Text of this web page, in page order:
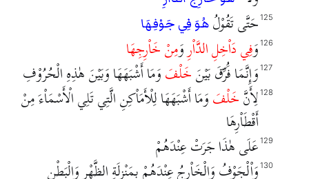
حَتَّى تَقُوْلُ هُوَ فِي جَوْفِهَا 125
وَفِي دَاْخِلِ الدَّاْرِوَمِنْ خَاْرِجِهَا 126
وَإِنَّمَا فَُرِّقَ بَيْنَخَلْفَوَمَا أَشْبَهَهَا وَبَيْنَ هٰذِهِ الْحُرُوْفِ 127
لِأَنَّخَلْفَوَمَا أَشْبَهَهَا لِلْأَمَاْكِنِ الَّتِي تَلِي الْأَسْمَاْءَ مِنْ
أَقْطَاْرِهَا
128
عَلَى هٰذَا جَرَتْ عِنْدَهُمْ 129
وَاْلْجَوْفُ وَالْخَاْرِجُ عِنْدَهُمْ بِمَنْزِلَةِ الظَّهْرِ وَالْبَطْنِ 130